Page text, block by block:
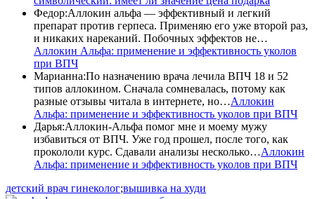
Федор:Аллокин альфа — эффективный и легкий
препарат против герпеса. Применяю его уже второй раз,
и никаких нареканий. Побочных эффектов не…
Аллокин Альфа: применение и эффективность уколов
при ВПЧ
Марианна:По назначению врача лечила ВПЧ 18 и 52
типов аллокином. Сначала сомневалась, потому как
разные отзывы читала в интернете, но…Аллокин
Альфа: применение и эффективность уколов при ВПЧ
Дарья:Аллокин-Альфа помог мне и моему мужу
избавиться от ВПЧ. Уже год прошел, после того, как
прокололи курс. Сдавали анализы несколько…Аллокин
Альфа: применение и эффективность уколов при ВПЧ
детский врач гинеколог;вышивка на худи